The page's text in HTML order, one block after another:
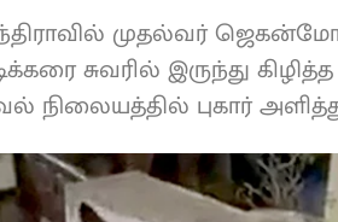
முதல்வர்
சுவரில் இருந்து
நிலையத்தில் புகார்